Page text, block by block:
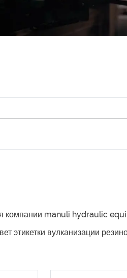
manuli hydraulic equipment (suzhou) co., ltd.
вулканизации резинового шланга отслаивается при снятии